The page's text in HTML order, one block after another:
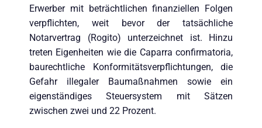
Erwerber mit beträchtlichen finanziellen Folgen
verpflichten, weit bevor der tatsächliche
Notarvertrag (Rogito) unterzeichnet ist. Hinzu
treten Eigenheiten wie die Caparra confirmatoria,
baurechtliche Konformitätsverpflichtungen, die
Gefahr illegaler Baumaßnahmen sowie ein
eigenständiges Steuersystem mit Sätzen
zwischen zwei und 22 Prozent.